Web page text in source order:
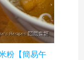
粉【簡易午